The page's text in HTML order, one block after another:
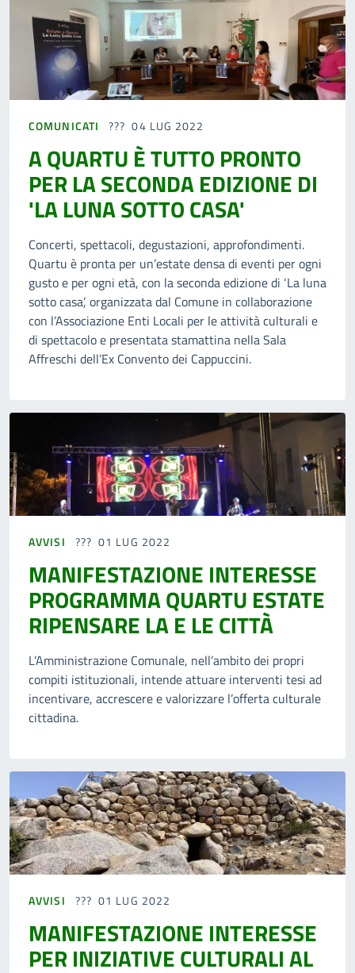
COMUNICATI 04 LUG 2022
A QUARTU È TUTTO PRONTO
PER LA SECONDA EDIZIONE DI
'LA LUNA SOTTO CASA'
Concerti, spettacoli, degustazioni, approfondimenti.
Quartu è pronta per un’estate densa di eventi per ogni
gusto e per ogni età, con la seconda edizione di ‘La luna
sotto casa’, organizzata dal Comune in collaborazione
con l’Associazione Enti Locali per le attività culturali e
di spettacolo e presentata stamattina nella Sala
Affreschi dell’Ex Convento dei Cappuccini.
AVVISI 01 LUG 2022
MANIFESTAZIONE INTERESSE
PROGRAMMA QUARTU ESTATE
RIPENSARE LA E LE CITTÀ
L’Amministrazione Comunale, nell’ambito dei propri
compiti istituzionali, intende attuare interventi tesi ad
incentivare, accrescere e valorizzare l’offerta culturale
cittadina.
AVVISI 01 LUG 2022
MANIFESTAZIONE INTERESSE
PER INIZIATIVE CULTURALI AL